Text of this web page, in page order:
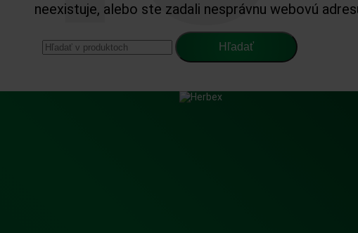
neexistuje, alebo ste zadali nesprávnu webovú
Hľadať